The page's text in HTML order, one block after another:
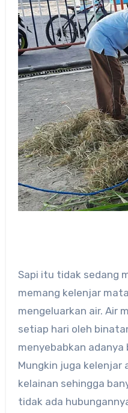
Sapi itu tidak sedang
memang kelenjar
mengeluarkan air. Air
setiap hari oleh
menyebabkan adanya
Mungkin juga kelenjar
kelainan sehingga
tidak ada